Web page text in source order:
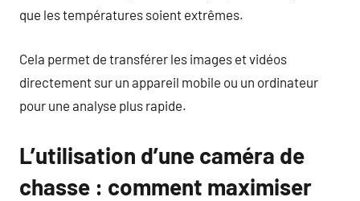
que les températures soient extrêmes.
Cela permet de transférer les images et vidéos
directement sur un appareil mobile ou un ordinateur
pour une analyse plus rapide.
L’utilisation d’une caméra de
chasse : comment maximiser